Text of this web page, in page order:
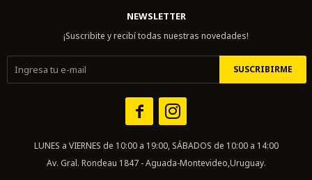
NEWSLETTER
¡Suscribite y recibí todas nuestras novedades!
SUSCRIBIRME
 
LUNES a VIERNES de 10:00 a 19:00, SÁBADOS de 10:00 a 14:00
Av. Gral. Rondeau 1847 - Aguada-Montevideo,Uruguay.